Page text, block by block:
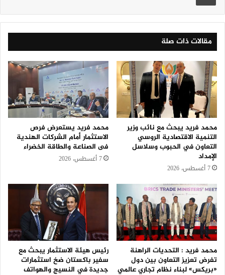
مقالات ذات صلة
محمد فريد يبحث مع نائب وزير
التنمية الاقتصادية الروسي
التعاون في الحبوب وسلاسل
الإمداد
7 أغسطس، 2026
محمد فريد يستعرض فرص
الاستثمار أمام الشركات الهندية
فى الصناعة والطاقة الخضراء
7 أغسطس، 2026
محمد فريد : التحديات الراهنة
تفرض تعزيز التعاون بين دول
«بريكس» لبناء نظام تجاري عالمي
رئيس هيئة الاستثمار يبحث مع
سفير باكستان ضخ استثمارات
جديدة في النسيج والهواتف